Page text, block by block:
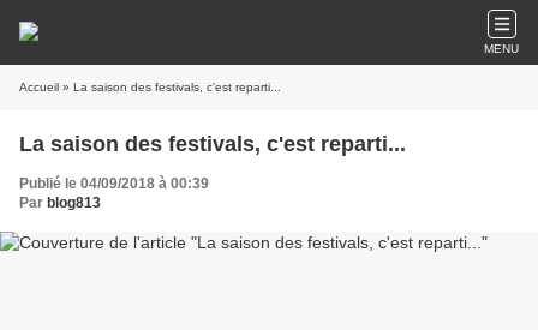
MENU
Accueil » La saison des festivals, c'est reparti...
La saison des festivals, c'est reparti...
Publié le 04/09/2018 à 00:39
Par blog813